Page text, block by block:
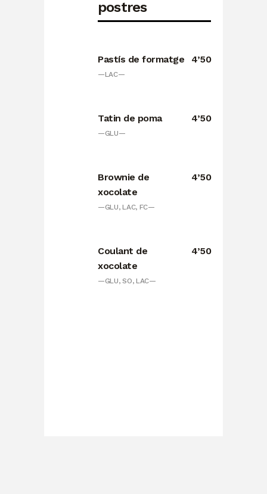
postres
Pastís de formatge 4’50
—LAC—
Tatin de poma 4’50
—GLU—
Brownie de
xocolate
4’50
—GLU, LAC, FC—
Coulant de
xocolate
4’50
—GLU, SO, LAC—